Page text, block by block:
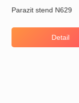
Parazit stend N629
Detail